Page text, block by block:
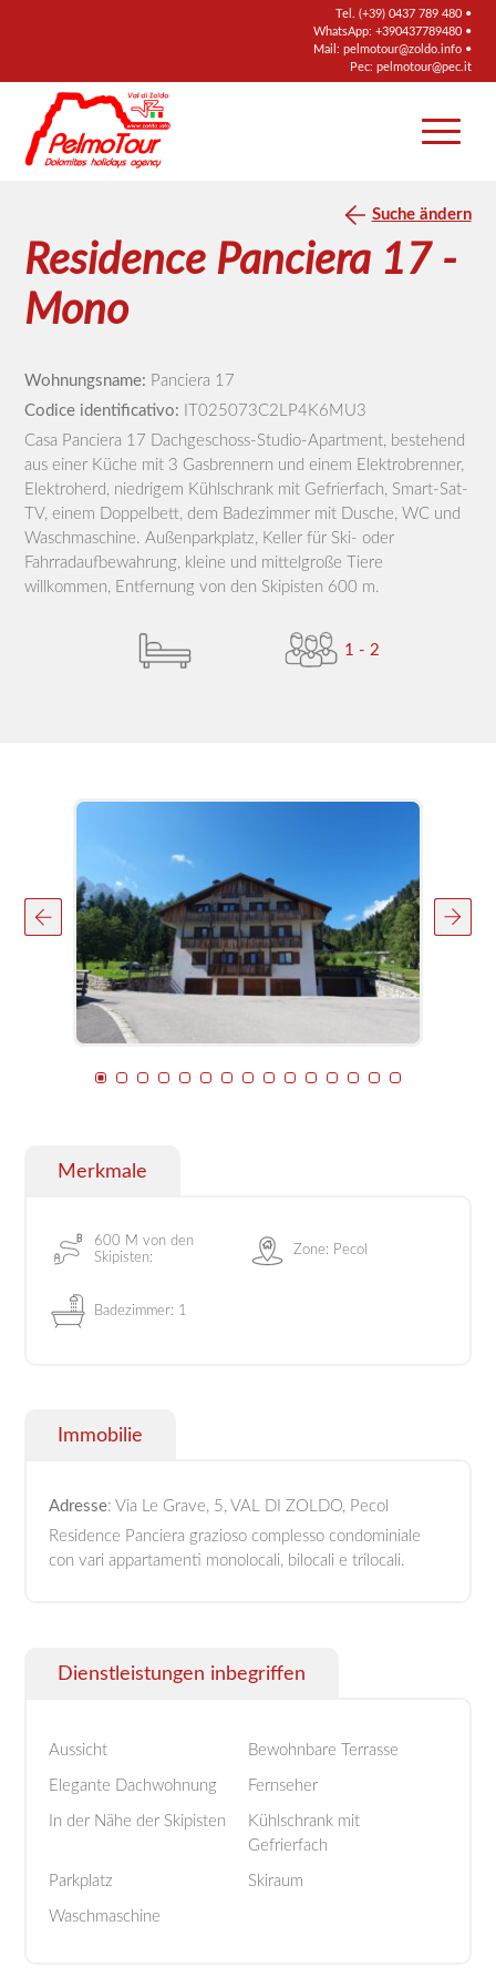
Tel. (+39) 0437 789 480•
WhatsApp: +390437789480•
Mail: pelmotour@zoldo.info•
Pec: pelmotour@pec.it
Residence Panciera 17 -
Mono
Wohnungsname: Panciera 17
Codice identificativo: IT025073C2LP4K6MU3
Casa Panciera 17 Dachgeschoss-Studio-Apartment, bestehend
aus einer Küche mit 3 Gasbrennern und einem Elektrobrenner,
Elektroherd, niedrigem Kühlschrank mit Gefrierfach, Smart-Sat-
TV, einem Doppelbett, dem Badezimmer mit Dusche, WC und
Waschmaschine. Außenparkplatz, Keller für Ski- oder
Fahrradaufbewahrung, kleine und mittelgroße Tiere
willkommen, Entfernung von den Skipisten 600 m.
1 - 2
Suche ändern
Merkmale
600 M von den
Skipisten:
Zone: Pecol
Badezimmer: 1
Immobilie
Adresse: Via Le Grave, 5, VAL DI ZOLDO, Pecol
Residence Panciera grazioso complesso condominiale
con vari appartamenti monolocali, bilocali e trilocali.
Dienstleistungen inbegriffen
Aussicht Bewohnbare Terrasse
Elegante Dachwohnung Fernseher
In der Nähe der Skipisten
Kühlschrank mit
Gefrierfach
Parkplatz Skiraum
Waschmaschine